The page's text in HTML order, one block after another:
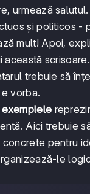
urmează
și politicos -
mult! Apoi,
această
trebuie să
vorba.
Aici trebuie
pentru
le